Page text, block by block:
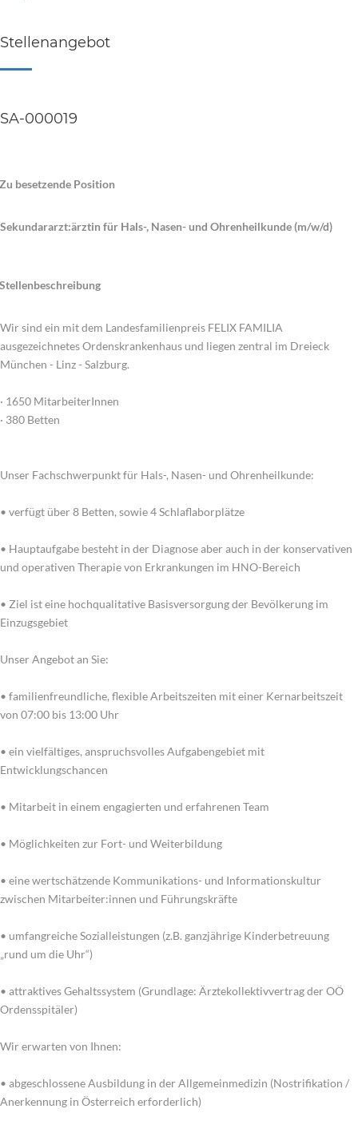
Stellenangebot
SA-000019
Zu besetzende Position
Sekundararzt:ärztin für Hals-, Nasen- und Ohrenheilkunde (m/w/d)
Stellenbeschreibung
Wir sind ein mit dem Landesfamilienpreis FELIX FAMILIA
ausgezeichnetes Ordenskrankenhaus und liegen zentral im Dreieck
München - Linz - Salzburg.
· 1650 MitarbeiterInnen
· 380 Betten
Unser Fachschwerpunkt für Hals-, Nasen- und Ohrenheilkunde:
• verfügt über 8 Betten, sowie 4 Schlaflaborplätze
• Hauptaufgabe besteht in der Diagnose aber auch in der konservativen
und operativen Therapie von Erkrankungen im HNO-Bereich
• Ziel ist eine hochqualitative Basisversorgung der Bevölkerung im
Einzugsgebiet
Unser Angebot an Sie:
• familienfreundliche, flexible Arbeitszeiten mit einer Kernarbeitszeit
von 07:00 bis 13:00 Uhr
• ein vielfältiges, anspruchsvolles Aufgabengebiet mit
Entwicklungschancen
• Mitarbeit in einem engagierten und erfahrenen Team
• Möglichkeiten zur Fort- und Weiterbildung
• eine wertschätzende Kommunikations- und Informationskultur
zwischen Mitarbeiter:innen und Führungskräfte
• umfangreiche Sozialleistungen (z.B. ganzjährige Kinderbetreuung
„rund um die Uhr“)
• attraktives Gehaltssystem (Grundlage: Ärztekollektivvertrag der OÖ
Ordensspitäler)
Wir erwarten von Ihnen:
• abgeschlossene Ausbildung in der Allgemeinmedizin (Nostrifikation /
Anerkennung in Österreich erforderlich)